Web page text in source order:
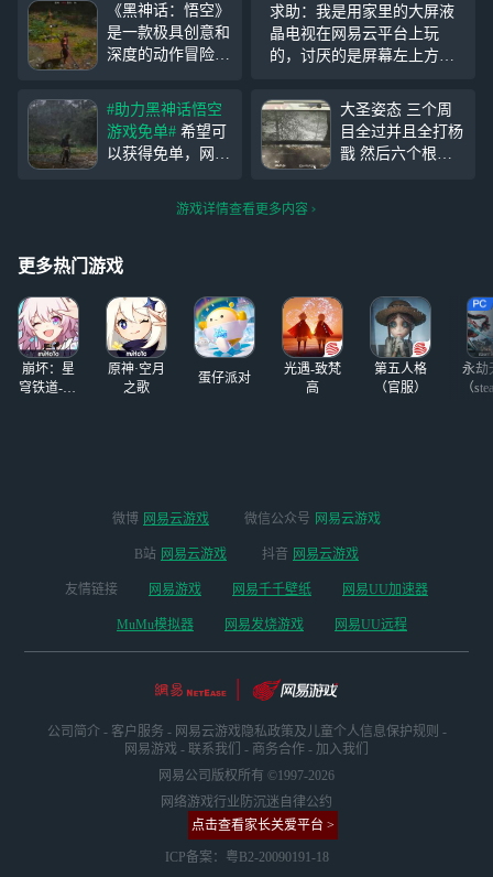
《黑神话：悟空》
是一款极具创意和
深度的动作冒险游
戏中扮演孙悟空，
体验其独特的战斗
技能和剧情故事。
游戏画面精美，战
入胜，非常值得一
求助：我是用家里的大屏液
晶电视在网易云平台上玩
的，讨厌的是屏幕左上方始
作，怎样去掉？
#助力黑神话悟空
游戏免单# 希望可
以获得免单，网易
样，因为有网易云
话悟空，要不然都
上班还可以偷偷摸
鱼
大圣姿态 三个周
目全过并且全打杨
戬 然后六个根器
个只能靠吃药或者
打怪累积满 平时
蓄力最多只
游戏详情查看更多内容
更多热门游戏
崩坏：星
穹铁道-4.4
原神·空月
之歌
蛋仔派对
光遇-致梵
高
第五人格
（官服）
永劫
（
微博 网易云游戏 微信公众号 网易云游戏
B站 网易云游戏 抖音 网易云游戏
友情链接 网易游戏 网易千千壁纸 网易UU加速器
MuMu模拟器 网易发烧游戏 网易UU远程
公司简介 - 客户服务 - 网易云游戏隐私政策及儿童个人信息保护规则 -
网易游戏 - 联系我们 - 商务合作 - 加入我们
网易公司版权所有 ©1997-2026
网络游戏行业防沉迷自律公约
点击查看家长关爱平台 >
ICP备案：粤B2-20090191-18